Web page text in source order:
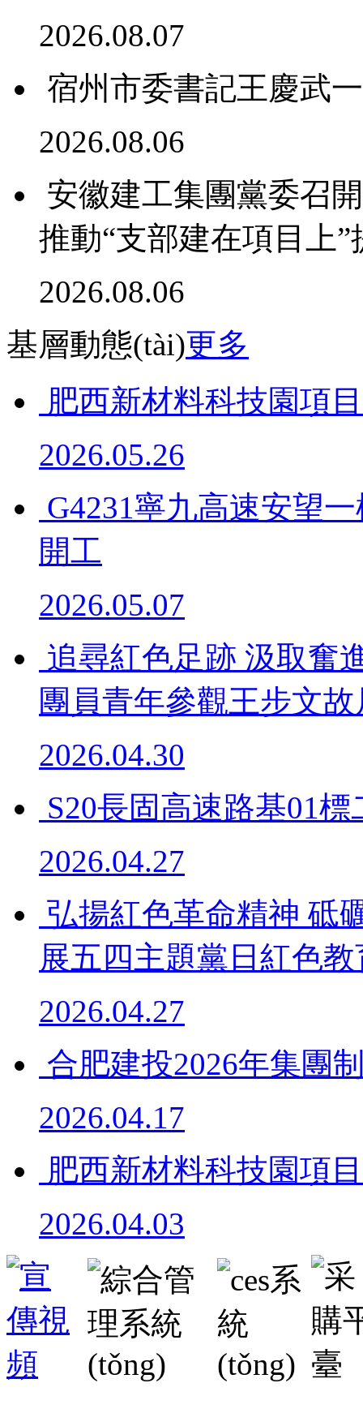
2026.08.07
宿州市委書記王慶武
2026.08.06
安徽建工集團黨委召
推動“支部建在項目上
2026.08.06
基層動態(tài)更多
肥西新材料科技園項
2026.05.26
G4231寧九高速安望
開工
2026.05.07
追尋紅色足跡 汲取
團員青年參觀王步文故
2026.04.30
S20長固高速路基01
2026.04.27
弘揚紅色革命精神
展五四主題黨日紅色
2026.04.27
合肥建投2026年集團
2026.04.17
肥西新材料科技園項
2026.04.03